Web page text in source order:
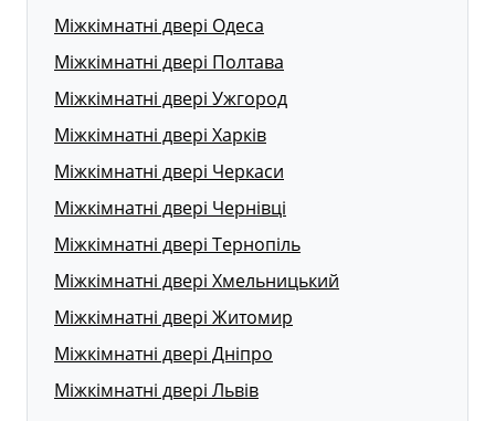
Міжкімнатні двері Одеса
Міжкімнатні двері Полтава
Міжкімнатні двері Ужгород
Міжкімнатні двері Харків
Міжкімнатні двері Черкаси
Міжкімнатні двері Чернівці
Міжкімнатні двері Тернопіль
Міжкімнатні двері Хмельницький
Міжкімнатні двері Житомир
Міжкімнатні двері Дніпро
Міжкімнатні двері Львів